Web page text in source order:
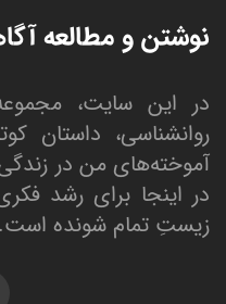
نوشتن و مطالعه
در این سایت،
روانشناسی، داستان
آموخته‌های من در
در اینجا برای رشد
زیستِ تمام شونده است.